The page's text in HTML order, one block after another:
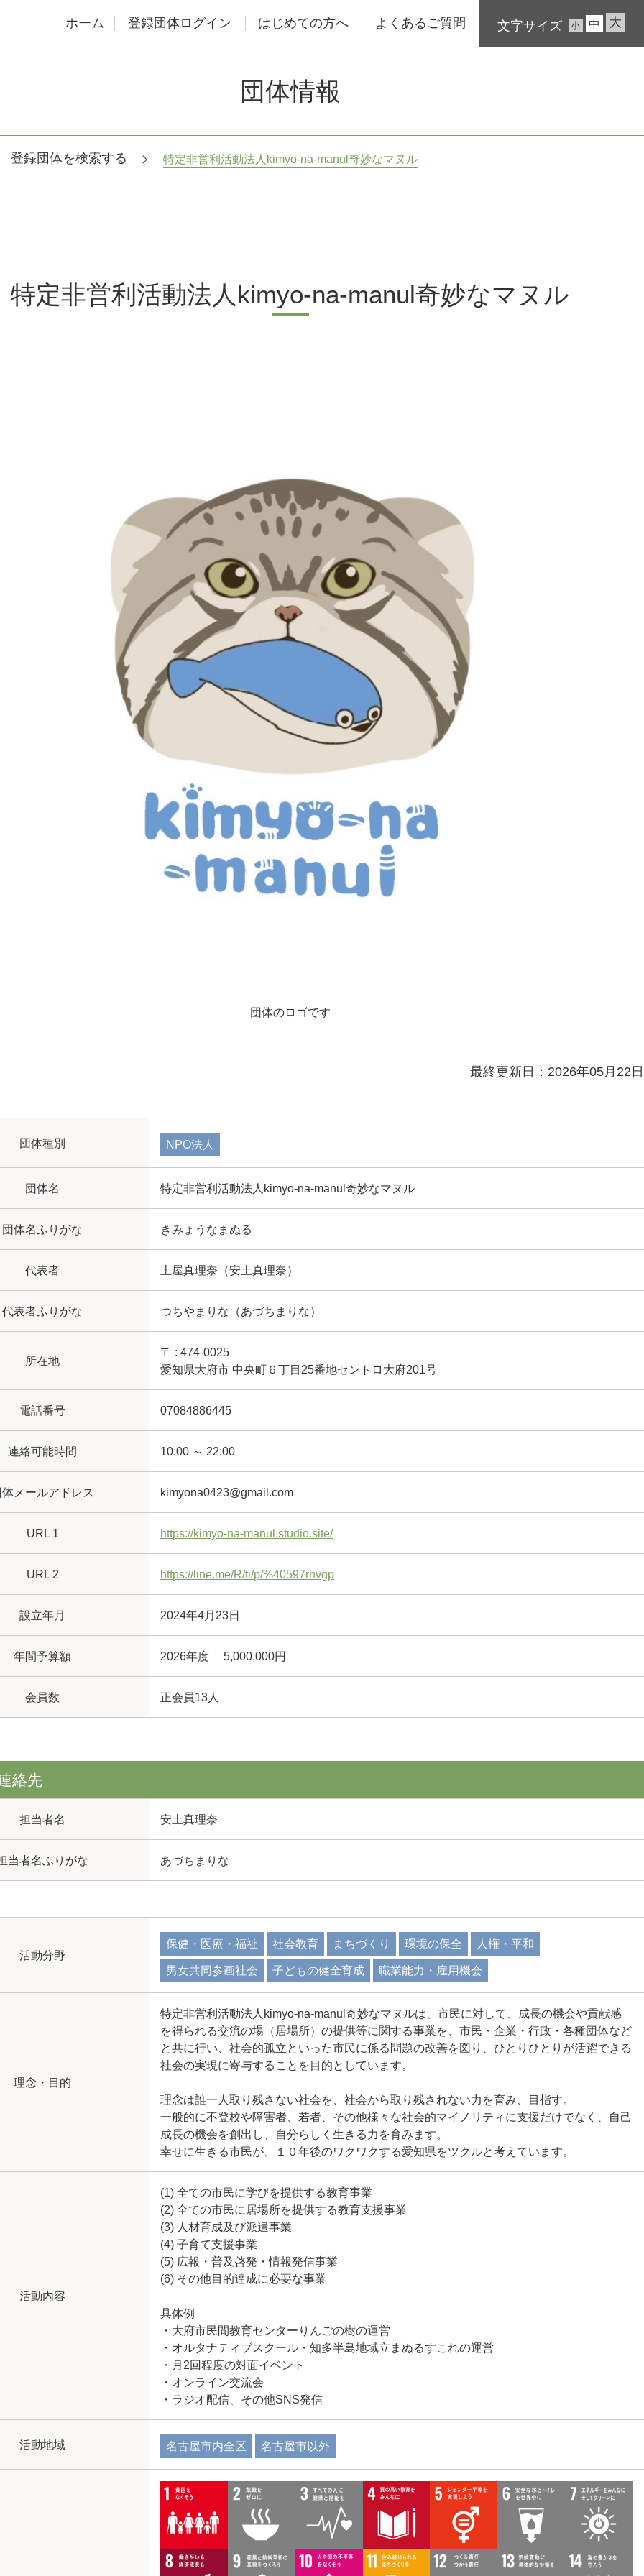
ホーム 登録団体ログイン はじめての方へ よくあるご質問 文字サイズ 小 中 大
団体情報
登録団体を検索する 特定非営利活動法人kimyo-na-manul奇妙なマヌル
特定非営利活動法人kimyo-na-manul奇妙なマヌル
団体のロゴです
最終更新日：2026年05月22日
団体種別 NPO法人
団体名 特定非営利活動法人kimyo-na-manul奇妙なマヌル
団体名ふりがな きみょうなまぬる
代表者 土屋真理奈（安土真理奈）
代表者ふりがな つちやまりな（あづちまりな）
所在地
〒 : 474-0025
愛知県大府市 中央町６丁目25番地セントロ大府201号
電話番号 07084886445
連絡可能時間 10:00 ～ 22:00
体メールアドレス kimyona0423@gmail.com
URL 1 https://kimyo-na-manul.studio.site/
URL 2 https://line.me/R/ti/p/%40597rhvgp
設立年月 2024年4月23日
年間予算額 2026年度 5,000,000円
会員数 正会員13人
絡先
担当者名 安土真理奈
当者名ふりがな あづちまりな
活動分野
保健・医療・福祉 社会教育 まちづくり 環境の保全 人権・平和
男女共同参画社会 子どもの健全育成 職業能力・雇用機会
理念・目的
特定非営利活動法人kimyo-na-manul奇妙なマヌルは、市民に対して、成長の機会や貢献感
を得られる交流の場（居場所）の提供等に関する事業を、市民・企業・行政・各種団体など
と共に行い、社会的孤立といった市民に係る問題の改善を図り、ひとりひとりが活躍できる
社会の実現に寄与することを目的としています。
理念は誰一人取り残さない社会を、社会から取り残されない力を育み、目指す。
一般的に不登校や障害者、若者、その他様々な社会的マイノリティに支援だけでなく、自己
成長の機会を創出し、自分らしく生きる力を育みます。
幸せに生きる市民が、１０年後のワクワクする愛知県をツクルと考えています。
活動内容
(1) 全ての市民に学びを提供する教育事業
(2) 全ての市民に居場所を提供する教育支援事業
(3) 人材育成及び派遣事業
(4) 子育て支援事業
(5) 広報・普及啓発・情報発信事業
(6) その他目的達成に必要な事業
具体例
・大府市民間教育センターりんごの樹の運営
・オルタナティブスクール・知多半島地域立まぬるすこれの運営
・月2回程度の対面イベント
・オンライン交流会
・ラジオ配信、その他SNS発信
活動地域 名古屋市内全区 名古屋市以外